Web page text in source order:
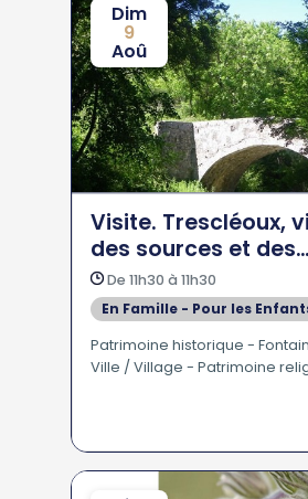
Dim
9
Aoû
Visite. Trescléoux,
des sources et des
fontaines
De 11h30 à 11h30
En Famille - Pour les
Patrimoine historique -
Ville / Village - Patrimoine